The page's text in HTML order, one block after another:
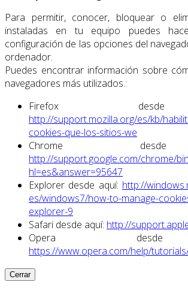
Para permitir, conocer, bloquear o
instaladas en tu equipo puedes
configuración de las opciones del
ordenador.
Puedes encontrar información sobre
navegadores más utilizados.:
Firefox
http://support.mozilla.org/es/kb/
cookies-que-los-sitios-we
Chrome
http://support.google.com/chrome/
hl=es&answer=95647
Explorer desde aquí: http://
es/windows7/how-to-manage-
explorer-9
Safari desde aquí: http://
Opera
https://www.opera.com/help/
Cerrar